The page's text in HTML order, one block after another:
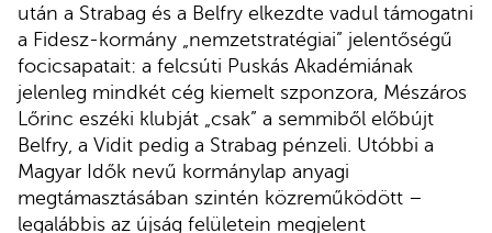
után a Strabag és a Belfry elkezdte vadul támogatni
a Fidesz-kormány „nemzetstratégiai” jelentőségű
focicsapatait: a felcsúti Puskás Akadémiának
jelenleg mindkét cég kiemelt szponzora, Mészáros
Lőrinc eszéki klubját „csak” a semmiből előbújt
Belfry, a Vidit pedig a Strabag pénzeli. Utóbbi a
Magyar Idők nevű kormánylap anyagi
megtámasztásában szintén közreműködött –
legalábbis az újság felületein megjelent